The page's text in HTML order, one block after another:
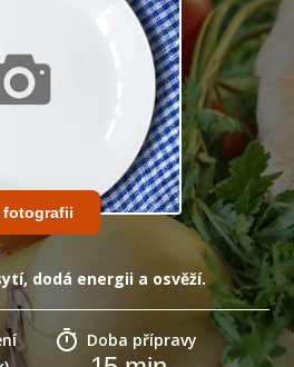
fotografii
dodá energii a osvěží.
Doba přípravy